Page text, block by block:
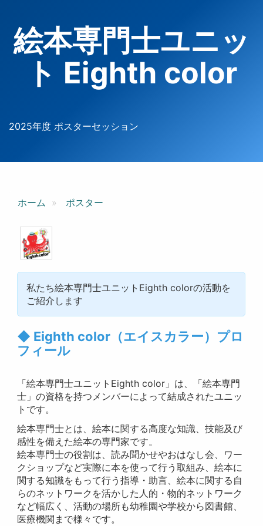
絵本専門士ユニッ
ト Eighth color
2025年度 ポスターセッション
ホーム ポスター
私たち絵本専門士ユニットEighth colorの活動を
ご紹介します
◆ Eighth color（エイスカラー）プロ
フィール
「絵本専門士ユニットEighth color」は、「絵本専門
士」の資格を持つメンバーによって結成されたユニッ
トです。
絵本専門士とは、絵本に関する高度な知識、技能及び
感性を備えた絵本の専門家です。
絵本専門士の役割は、読み聞かせやおはなし会、ワー
クショップなど実際に本を使って行う取組み、絵本に
関する知識をもって行う指導・助言、絵本に関する自
らのネットワークを活かした人的・物的ネットワーク
など幅広く、活動の場所も幼稚園や学校から図書館、
医療機関まで様々です。